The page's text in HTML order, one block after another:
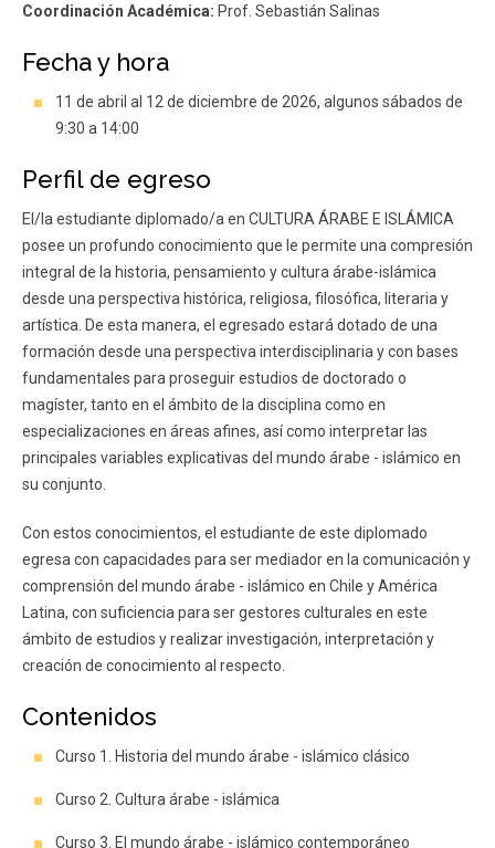
Coordinación Académica: Prof. Sebastián Salinas
Fecha y hora
11 de abril al 12 de diciembre de 2026, algunos sábados de
9:30 a 14:00
Perfil de egreso
El/la estudiante diplomado/a en CULTURA ÁRABE E ISLÁMICA
posee un profundo conocimiento que le permite una compresión
integral de la historia, pensamiento y cultura árabe-islámica
desde una perspectiva histórica, religiosa, filosófica, literaria y
artística. De esta manera, el egresado estará dotado de una
formación desde una perspectiva interdisciplinaria y con bases
fundamentales para proseguir estudios de doctorado o
magíster, tanto en el ámbito de la disciplina como en
especializaciones en áreas afines, así como interpretar las
principales variables explicativas del mundo árabe - islámico en
su conjunto.
Con estos conocimientos, el estudiante de este diplomado
egresa con capacidades para ser mediador en la comunicación y
comprensión del mundo árabe - islámico en Chile y América
Latina, con suficiencia para ser gestores culturales en este
ámbito de estudios y realizar investigación, interpretación y
creación de conocimiento al respecto.
Contenidos
Curso 1. Historia del mundo árabe - islámico clásico
Curso 2. Cultura árabe - islámica
Curso 3. El mundo árabe - islámico contemporáneo